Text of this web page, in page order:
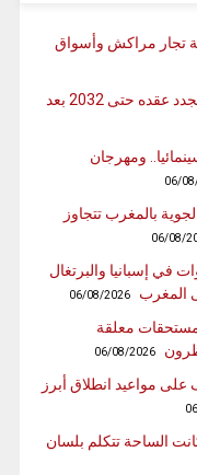
40 كلمة من لغة تجار مراكش وأسواق
ريال مدريد يحسم الجدل.. فينيسيوس يجدد عقده حتى 2032 بعد
40 مهرجانا سينمائيا.. ومهرجان
06/
بالمغرب تتجاوز
06/08/
مونديال 2030.. أصوات في إسبانيا والبرتغال
المغرب
06/08/2026
معلقة
06/08/2026
مواعيد انطلاق أبرز
سمعها كولان/ 5.. حين كانت الساحة تتكلم بلسان